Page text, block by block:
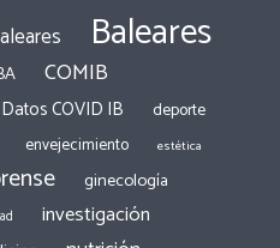
Baleares
COMIB
Datos COVID IB
deporte
envejecimiento estética
ginecología
investigación